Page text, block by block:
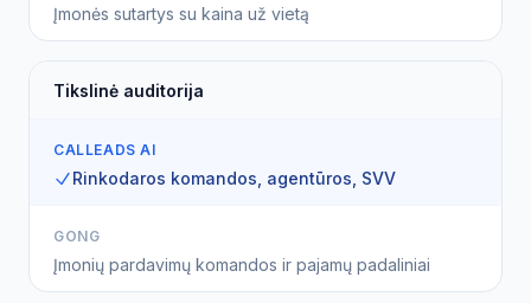
Įmonės sutartys su kaina už vietą
Tikslinė auditorija
CALLEADS AI
Rinkodaros komandos, agentūros, SVV
GONG
Įmonių pardavimų komandos ir pajamų padaliniai